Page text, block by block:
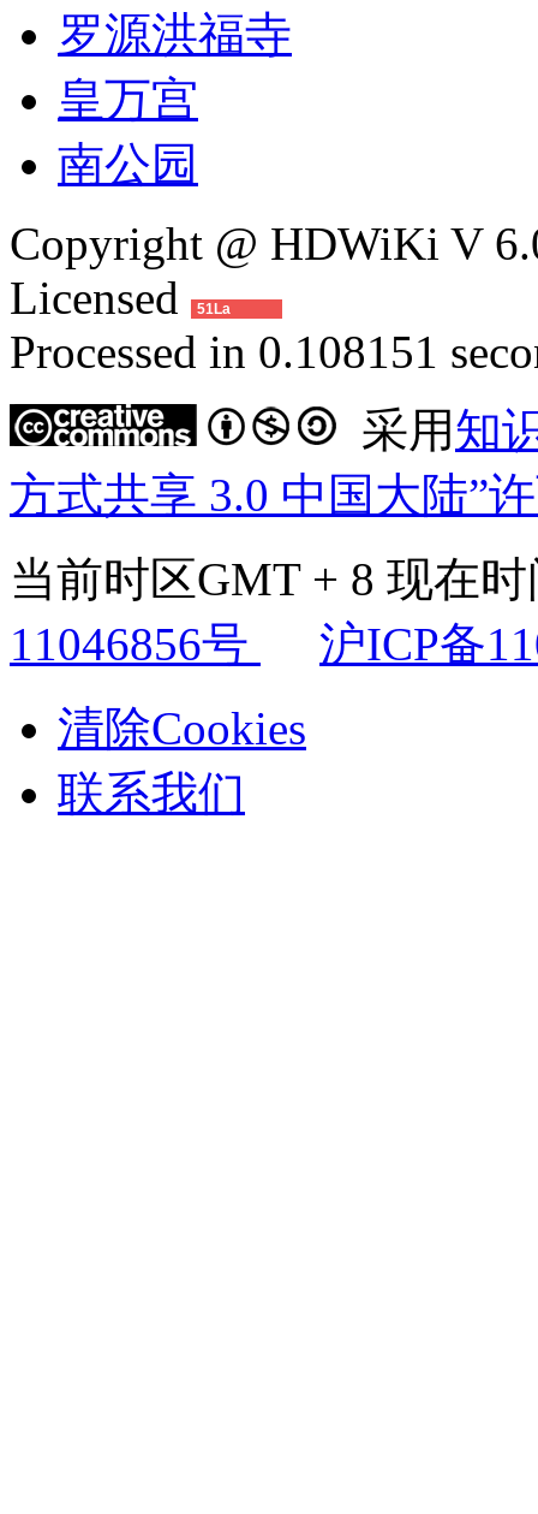
罗源洪福寺
皇万宫
南公园
Copyright @ HDWiKi V
Licensed
51La
Processed in 0.108151
采用知
方式共享 3.0 中国大陆”
当前时区GMT + 8 现在
11046856号
沪ICP备
清除Cookies
联系我们